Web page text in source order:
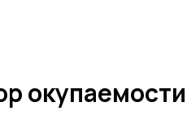
окупаемости